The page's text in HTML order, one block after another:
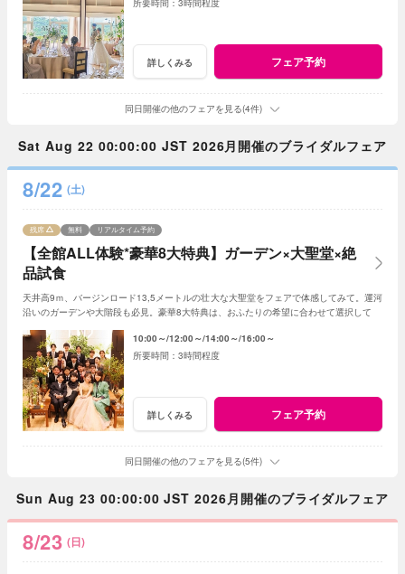
詳しくみる フェア予約
同日開催の他のフェアを見る(4件)
Sat Aug 22 00:00:00 JST 2026月開催のブライダルフェア
8/22 (土)
【全館ALL体験*豪華8大特典】ガーデン×大聖堂×絶
品試食
残席 無料 リアルタイム予約
天井高9ｍ、バージンロード13,5メートルの壮大な大聖堂をフェアで体感してみて。運河
沿いのガーデンや大階段も必見。豪華8大特典は、おふたりの希望に合わせて選択して。
10:00～ 12:00～ 14:00～ 16:00～
3時間程度
詳しくみる フェア予約
同日開催の他のフェアを見る(5件)
Sun Aug 23 00:00:00 JST 2026月開催のブライダルフェア
8/23 (日)